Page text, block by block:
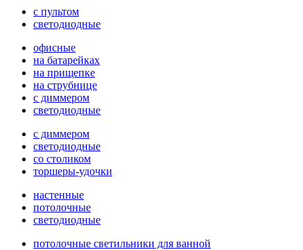
с пультом
светодиодные
офисные
на батарейках
на прищепке
на струбнице
с диммером
светодиодные
с диммером
светодиодные
со столиком
торшеры-удочки
настенные
потолочные
светодиодные
потолочные светильники для ванной